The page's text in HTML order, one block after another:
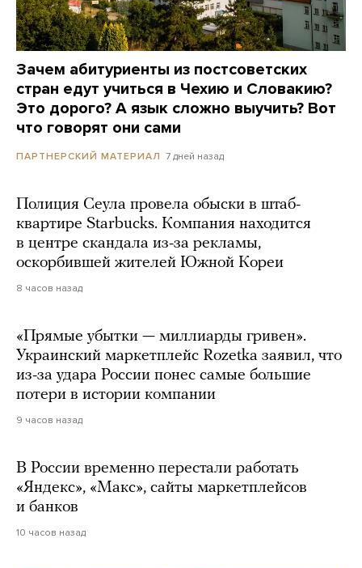
Зачем абитуриенты из постсоветских
стран едут учиться в Чехию и Словакию?
Это дорого? А язык сложно выучить? Вот
что говорят они сами
ПАРТНЕРСКИЙ МАТЕРИАЛ 7 дней назад
Полиция Сеула провела обыски в штаб-
квартире Starbucks. Компания находится
в центре скандала из-за рекламы,
оскорбившей жителей Южной Кореи
8 часов назад
«Прямые убытки — миллиарды гривен».
Украинский маркетплейс Rozetka заявил, что
из-за удара России понес самые большие
потери в истории компании
9 часов назад
В России временно перестали работать
«Яндекс», «Макс», сайты маркетплейсов
и банков
10 часов назад